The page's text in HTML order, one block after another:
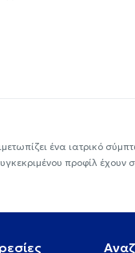
ένα ιατρικό
προφίλ